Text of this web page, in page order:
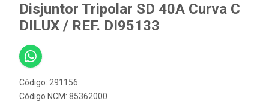
Disjuntor Tripolar SD 40A Curva C
DILUX / REF. DI95133
Código: 291156
Código NCM: 85362000